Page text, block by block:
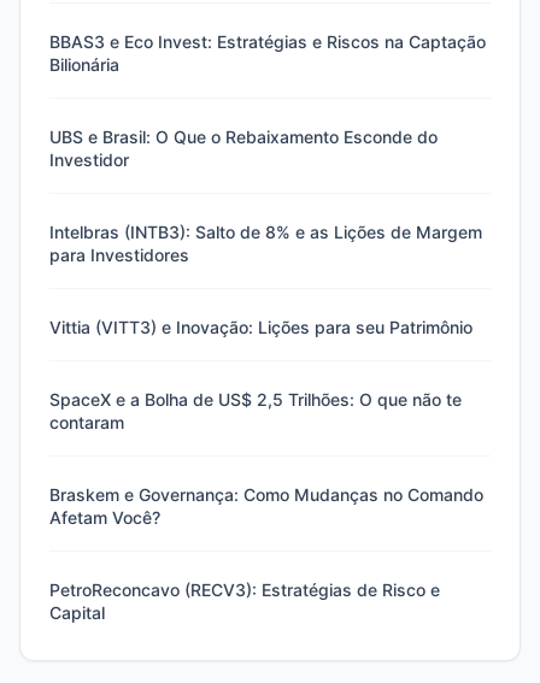
BBAS3 e Eco Invest: Estratégias e Riscos na Captação
Bilionária
UBS e Brasil: O Que o Rebaixamento Esconde do
Investidor
Intelbras (INTB3): Salto de 8% e as Lições de Margem
para Investidores
Vittia (VITT3) e Inovação: Lições para seu Patrimônio
SpaceX e a Bolha de US$ 2,5 Trilhões: O que não te
contaram
Braskem e Governança: Como Mudanças no Comando
Afetam Você?
PetroReconcavo (RECV3): Estratégias de Risco e
Capital